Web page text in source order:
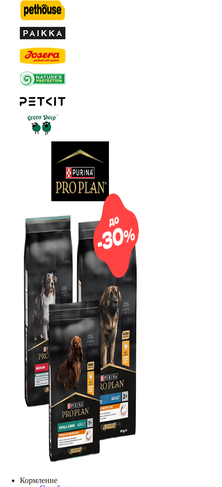
Кормление